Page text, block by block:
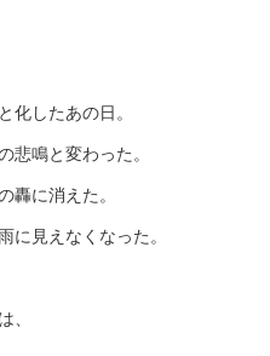
化したあの日。
悲鳴と変わった。
轟に消えた。
に見えなくなった。
、